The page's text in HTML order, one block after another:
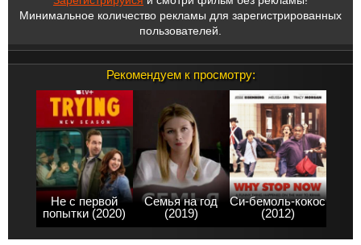
Минимальное количество рекламы для зарегистрированных
пользователей.
Рекомендуем к просмотру:
Не с первой
попытки (2020)
Семья на год
(2019)
Си-бемоль-кокос
(2012)